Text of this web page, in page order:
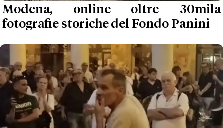
Modena, online oltre 30mila
fotografie storiche del Fondo Panini